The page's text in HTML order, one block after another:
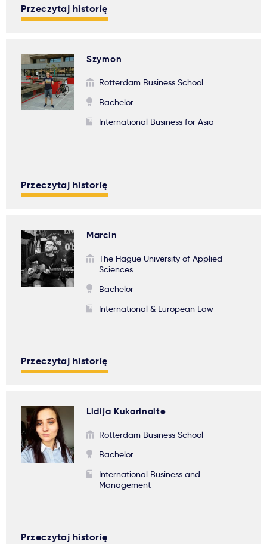
Przeczytaj historię
Szymon
Rotterdam Business School
Bachelor
International Business for Asia
Przeczytaj historię
Marcin
The Hague University of Applied
Sciences
Bachelor
International & European Law
Przeczytaj historię
Lidija Kukarinaite
Rotterdam Business School
Bachelor
International Business and
Management
Przeczytaj historię